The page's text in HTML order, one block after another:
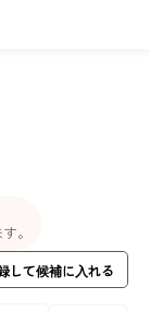
。
して候補に入れる